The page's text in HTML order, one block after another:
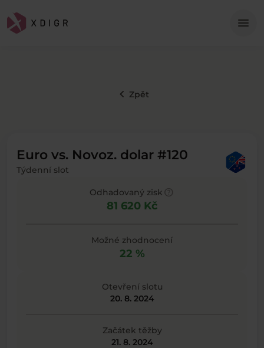
menu
keyboard_arrow_left Zpět
Euro vs. Novoz. dolar #120
Týdenní slot
Odhadovaný zisk
81 620 Kč
Možné zhodnocení
22 %
Otevření slotu
20. 8. 2024
Začátek těžby
21. 8. 2024